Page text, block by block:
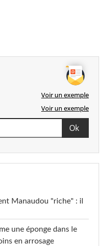
Voir un exemple
Voir un exemple
Manaudou "riche" : il
une éponge dans le
en arrosage